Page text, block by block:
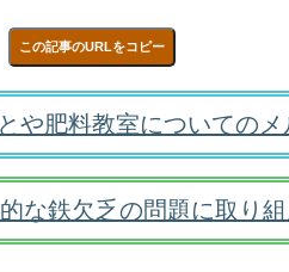
この記事のURLをコピー
や肥料教室についての
な鉄欠乏の問題に取り